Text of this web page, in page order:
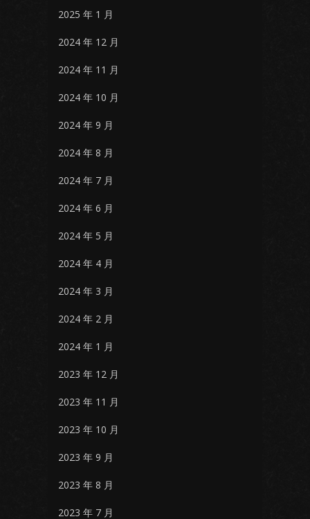
2025 年 1 月
2024 年 12 月
2024 年 11 月
2024 年 10 月
2024 年 9 月
2024 年 8 月
2024 年 7 月
2024 年 6 月
2024 年 5 月
2024 年 4 月
2024 年 3 月
2024 年 2 月
2024 年 1 月
2023 年 12 月
2023 年 11 月
2023 年 10 月
2023 年 9 月
2023 年 8 月
2023 年 7 月